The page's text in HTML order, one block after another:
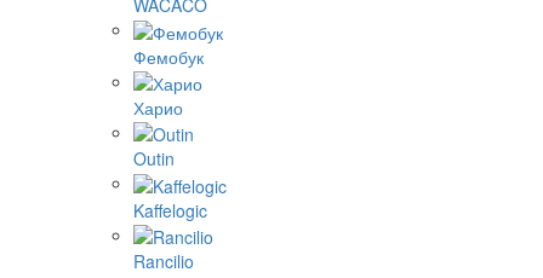
WACACO
Фемобук
Харио
Outin
Kaffelogic
Rancilio